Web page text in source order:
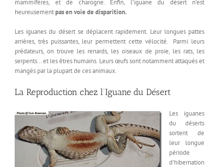
mammifères, et de charogne. Enfin, l’iguane du désert n’est
heureusementpas en voie de disparition.
Les iguanes du désert se déplacent rapidement. Leur longues pattes
arrières, très puissantes, leur permettent cette vélocité. Parmi leurs
prédateurs, on trouve les renards, les oiseaux de proie, les rats, les
serpents… et les êtres humains. Leurs œufs sont notamment attaqués et
mangés par la plupart de ces animaux.
La Reproduction chez l’Iguane du Désert
Les iguanes
du déserts
sortent de
leur longue
période
d’hibernation